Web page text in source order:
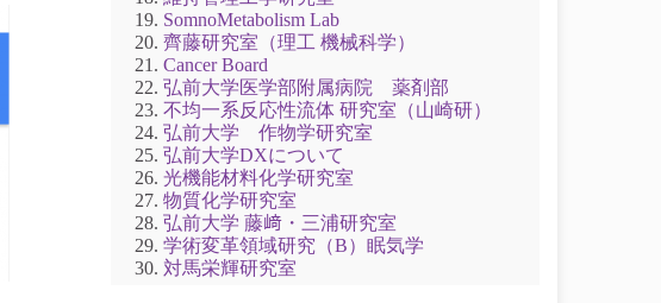
SomnoMetabolism Lab
齊藤研究室（理工 機械科学）
Cancer Board
弘前大学医学部附属病院 薬剤部
不均一系反応性流体 研究室（山崎研）
弘前大学 作物学研究室
弘前大学DXについて
光機能材料化学研究室
物質化学研究室
弘前大学 藤﨑・三浦研究室
学術変革領域研究（B）眠気学
対馬栄輝研究室